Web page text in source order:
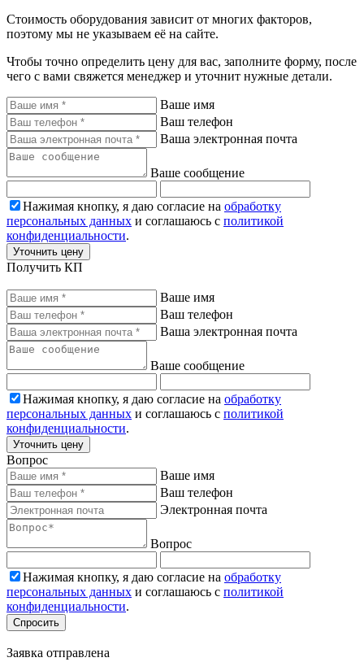
Стоимость оборудования зависит от многих факторов,
поэтому мы не указываем её на сайте.
Чтобы точно определить цену для вас, заполните форму, после
чего с вами свяжется менеджер и уточнит нужные детали.
Ваше имя
Ваш телефон
Ваша электронная почта
Ваше сообщение
Нажимая кнопку, я даю согласие на обработку
персональных данных и соглашаюсь с политикой
конфиденциальности.
Уточнить цену
Получить КП
Ваше имя
Ваш телефон
Ваша электронная почта
Ваше сообщение
Нажимая кнопку, я даю согласие на обработку
персональных данных и соглашаюсь с политикой
конфиденциальности.
Уточнить цену
Вопрос
Ваше имя
Ваш телефон
Электронная почта
Вопрос
Нажимая кнопку, я даю согласие на обработку
персональных данных и соглашаюсь с политикой
конфиденциальности.
Спросить
Заявка отправлена